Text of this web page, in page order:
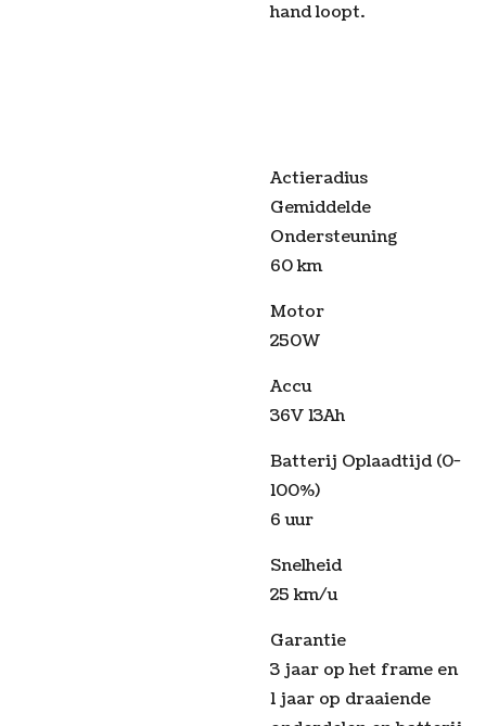
hand loopt.
Actieradius
Gemiddelde
Ondersteuning
60 km
Motor
250W
Accu
36V 13Ah
Batterij Oplaadtijd (0-
100%)
6 uur
Snelheid
25 km/u
Garantie
3 jaar op het frame en
1 jaar op draaiende